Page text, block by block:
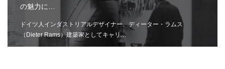
の魅力に…
ドイツ人インダストリアルデザイナー、ディーター・ラムス
（Dieter Rams）建築家としてキャリ…